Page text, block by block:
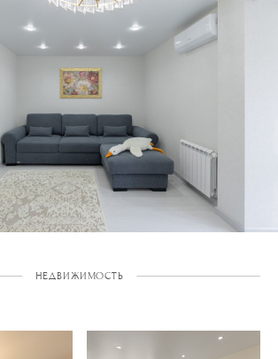
НЕДВИЖИМОСТЬ